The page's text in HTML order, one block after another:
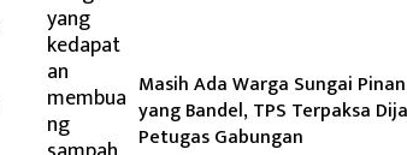
Masih Ada Warga Sungai
yang Bandel, TPS Terpaksa
Petugas Gabungan